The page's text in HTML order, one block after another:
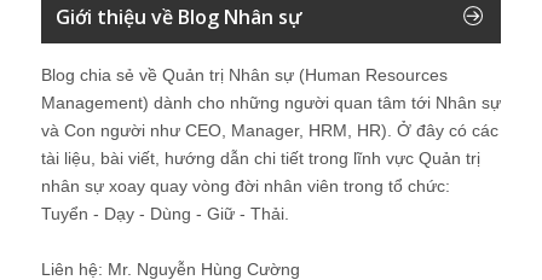
Giới thiệu về Blog Nhân sự
Blog chia sẻ về Quản trị Nhân sự (Human Resources
Management) dành cho những người quan tâm tới Nhân sự
và Con người như CEO, Manager, HRM, HR). Ở đây có các
tài liệu, bài viết, hướng dẫn chi tiết trong lĩnh vực Quản trị
nhân sự xoay quay vòng đời nhân viên trong tổ chức:
Tuyển - Dạy - Dùng - Giữ - Thải.
Liên hệ: Mr. Nguyễn Hùng Cường